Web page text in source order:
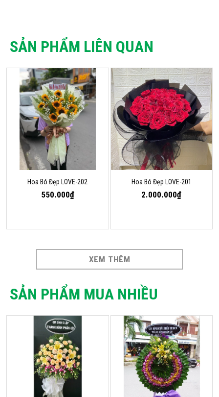
SẢN PHẨM LIÊN QUAN
Hoa Bó Đẹp LOVE-202
550.000₫
Hoa Bó Đẹp LOVE-201
2.000.000₫
XEM THÊM
SẢN PHẨM MUA NHIỀU